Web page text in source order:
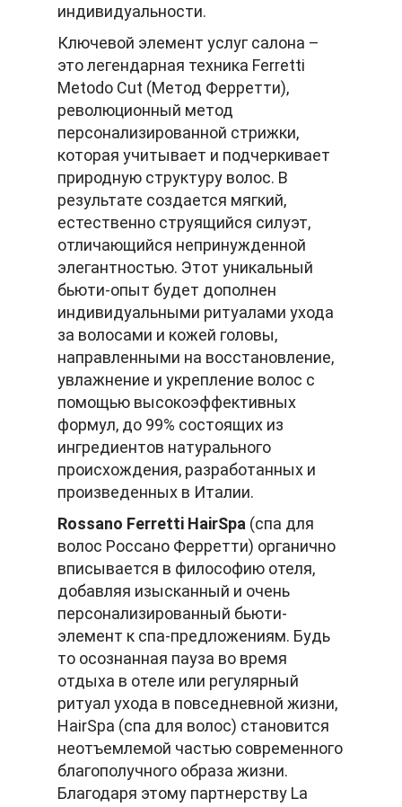
индивидуальности.
Ключевой элемент услуг салона –
это легендарная техника Ferretti
Metodo Cut (Метод Ферретти),
революционный метод
персонализированной стрижки,
которая учитывает и подчеркивает
природную структуру волос. В
результате создается мягкий,
естественно струящийся силуэт,
отличающийся непринужденной
элегантностью. Этот уникальный
бьюти-опыт будет дополнен
индивидуальными ритуалами ухода
за волосами и кожей головы,
направленными на восстановление,
увлажнение и укрепление волос с
помощью высокоэффективных
формул, до 99% состоящих из
ингредиентов натурального
происхождения, разработанных и
произведенных в Италии.
Rossano Ferretti HairSpa (спа для
волос Россано Ферретти) органично
вписывается в философию отеля,
добавляя изысканный и очень
персонализированный бьюти-
элемент к спа-предложениям. Будь
то осознанная пауза во время
отдыха в отеле или регулярный
ритуал ухода в повседневной жизни,
HairSpa (спа для волос) становится
неотъемлемой частью современного
благополучного образа жизни.
Благодаря этому партнерству La